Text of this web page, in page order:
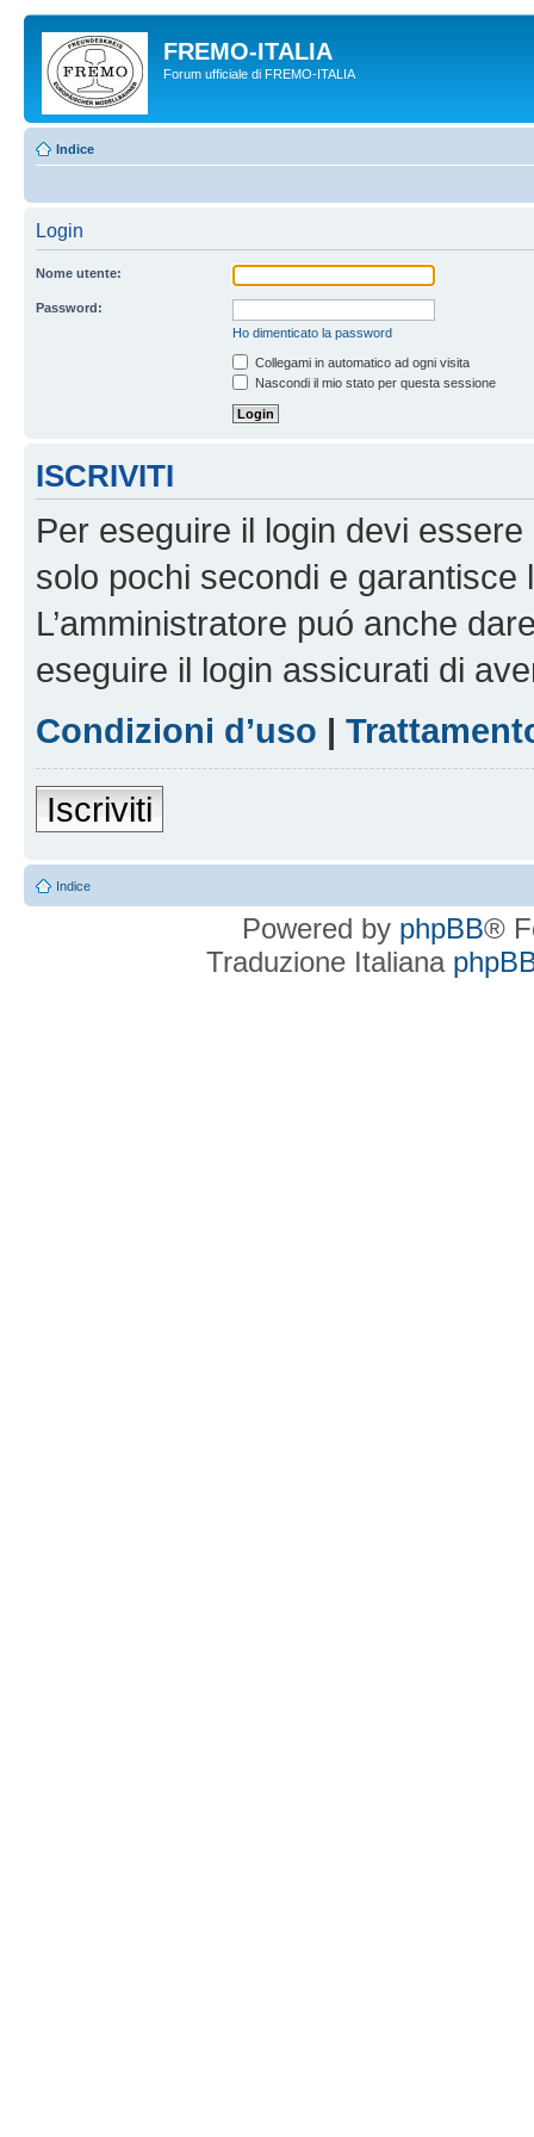
FREMO-ITALIA
Forum ufficiale di FREMO-ITALIA
Indice
Login
Nome utente:
Password:
Ho dimenticato la password
Collegami in automatico ad ogni visita
Nascondi il mio stato per questa sessione
ISCRIVITI
Per eseguire il login devi
solo pochi secondi e garantisce
L’amministratore puó anche
eseguire il login assicurati di
Condizioni d’uso |
Iscriviti
Indice
Powered by phpBB®
Traduzione Italiana